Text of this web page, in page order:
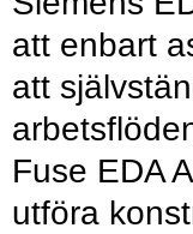
att enbart
att
Fuse EDA
utföra